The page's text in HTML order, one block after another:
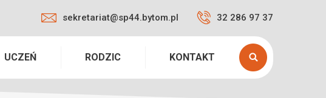
sekretariat@sp44.bytom.pl 32 286 97 37
UCZEŃ RODZIC KONTAKT